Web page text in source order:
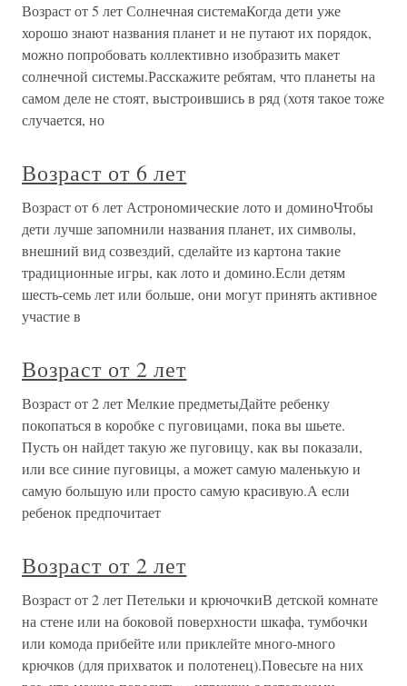
Возраст от 5 лет Солнечная системаКогда дети уже
хорошо знают названия планет и не путают их порядок,
можно попробовать коллективно изобразить макет
солнечной системы.Расскажите ребятам, что планеты на
самом деле не стоят, выстроившись в ряд (хотя такое тоже
случается, но
Возраст от 6 лет
Возраст от 6 лет Астрономические лото и доминоЧтобы
дети лучше запомнили названия планет, их символы,
внешний вид созвездий, сделайте из картона такие
традиционные игры, как лото и домино.Если детям
шесть-семь лет или больше, они могут принять активное
участие в
Возраст от 2 лет
Возраст от 2 лет Мелкие предметыДайте ребенку
покопаться в коробке с пуговицами, пока вы шьете.
Пусть он найдет такую же пуговицу, как вы показали,
или все синие пуговицы, а может самую маленькую и
самую большую или просто самую красивую.А если
ребенок предпочитает
Возраст от 2 лет
Возраст от 2 лет Петельки и крючочкиВ детской комнате
на стене или на боковой поверхности шкафа, тумбочки
или комода прибейте или приклейте много-много
крючков (для прихваток и полотенец).Повесьте на них